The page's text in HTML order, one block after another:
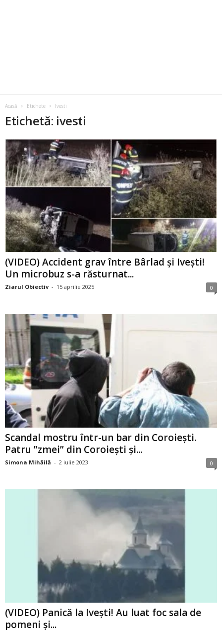
Acasă Etichete Ivesti
Etichetă: ivesti
(VIDEO) Accident grav între Bârlad și Ivești!
Un microbuz s-a răsturnat...
Ziarul Obiectiv - 15 aprilie 2025 0
Scandal mostru într-un bar din Coroiești.
Patru ”zmei” din Coroiești și...
Simona Mihăilă - 2 iulie 2023 0
(VIDEO) Panică la Ivești! Au luat foc sala de
pomeni și...